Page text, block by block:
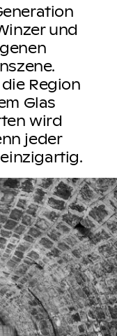
und
Region
Glas
wird
jeder